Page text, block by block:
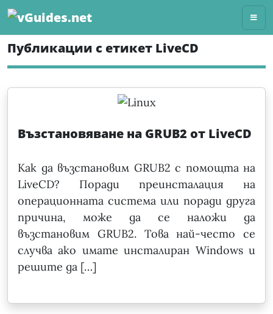
Skip
content
Публикации с етикет LiveCD
Възстановяване на GRUB2 от LiveCD
Как да възстановим GRUB2 с помощта на
LiveCD? Поради преинсталация на
операционната система или поради друга
причина, може да се наложи да
възстановим GRUB2. Това най-често се
случва ако имате инсталиран Windows и
решите да […]